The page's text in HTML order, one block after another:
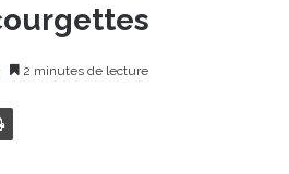
2 minutes de lecture